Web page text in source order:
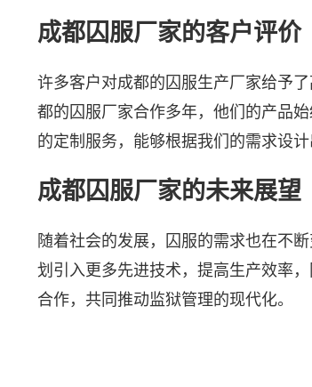
成都囚服厂家的客户评价
许多客户对成都的囚服生产厂家给予
都的囚服厂家合作多年，他们的产品
的定制服务，能够根据我们的需求设
成都囚服厂家的未来展望
随着社会的发展，囚服的需求也在不
划引入更多先进技术，提高生产效率
合作，共同推动监狱管理的现代化。